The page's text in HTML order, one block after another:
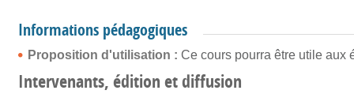
Informations pédagogiques
Proposition d'utilisation : Ce cours pourra être utile aux
Intervenants, édition et diffusion